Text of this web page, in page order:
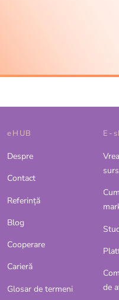
eHUB
Despre
Contact
Referinţă
Blog
Cooperare
Carieră
Glosar de termeni
E-
de